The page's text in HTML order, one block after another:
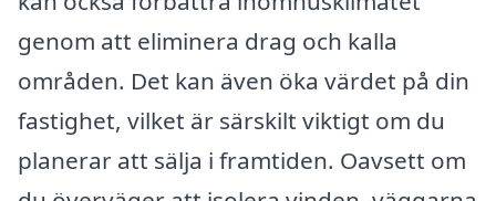
genom att eliminera drag och kalla
områden. Det kan även öka värdet på din
fastighet, vilket är särskilt viktigt om du
planerar att sälja i framtiden. Oavsett om